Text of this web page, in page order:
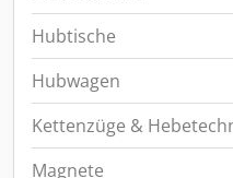
Hubtische
Hubwagen
Kettenzüge &
Magnete